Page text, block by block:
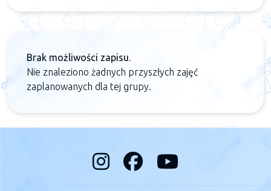
Brak możliwości zapisu.
Nie znaleziono żadnych przyszłych zajęć
zaplanowanych dla tej grupy.